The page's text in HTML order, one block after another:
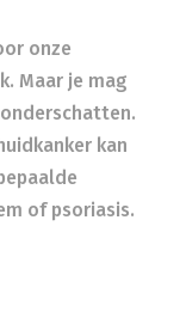
onze
Maar je mag
kan
of psoriasis.